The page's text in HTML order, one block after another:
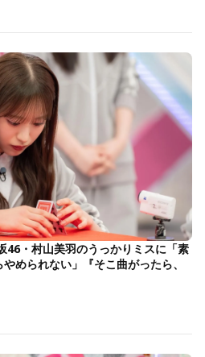
46・村山美羽のうっかりミスに「素
められない」『そこ曲がったら、